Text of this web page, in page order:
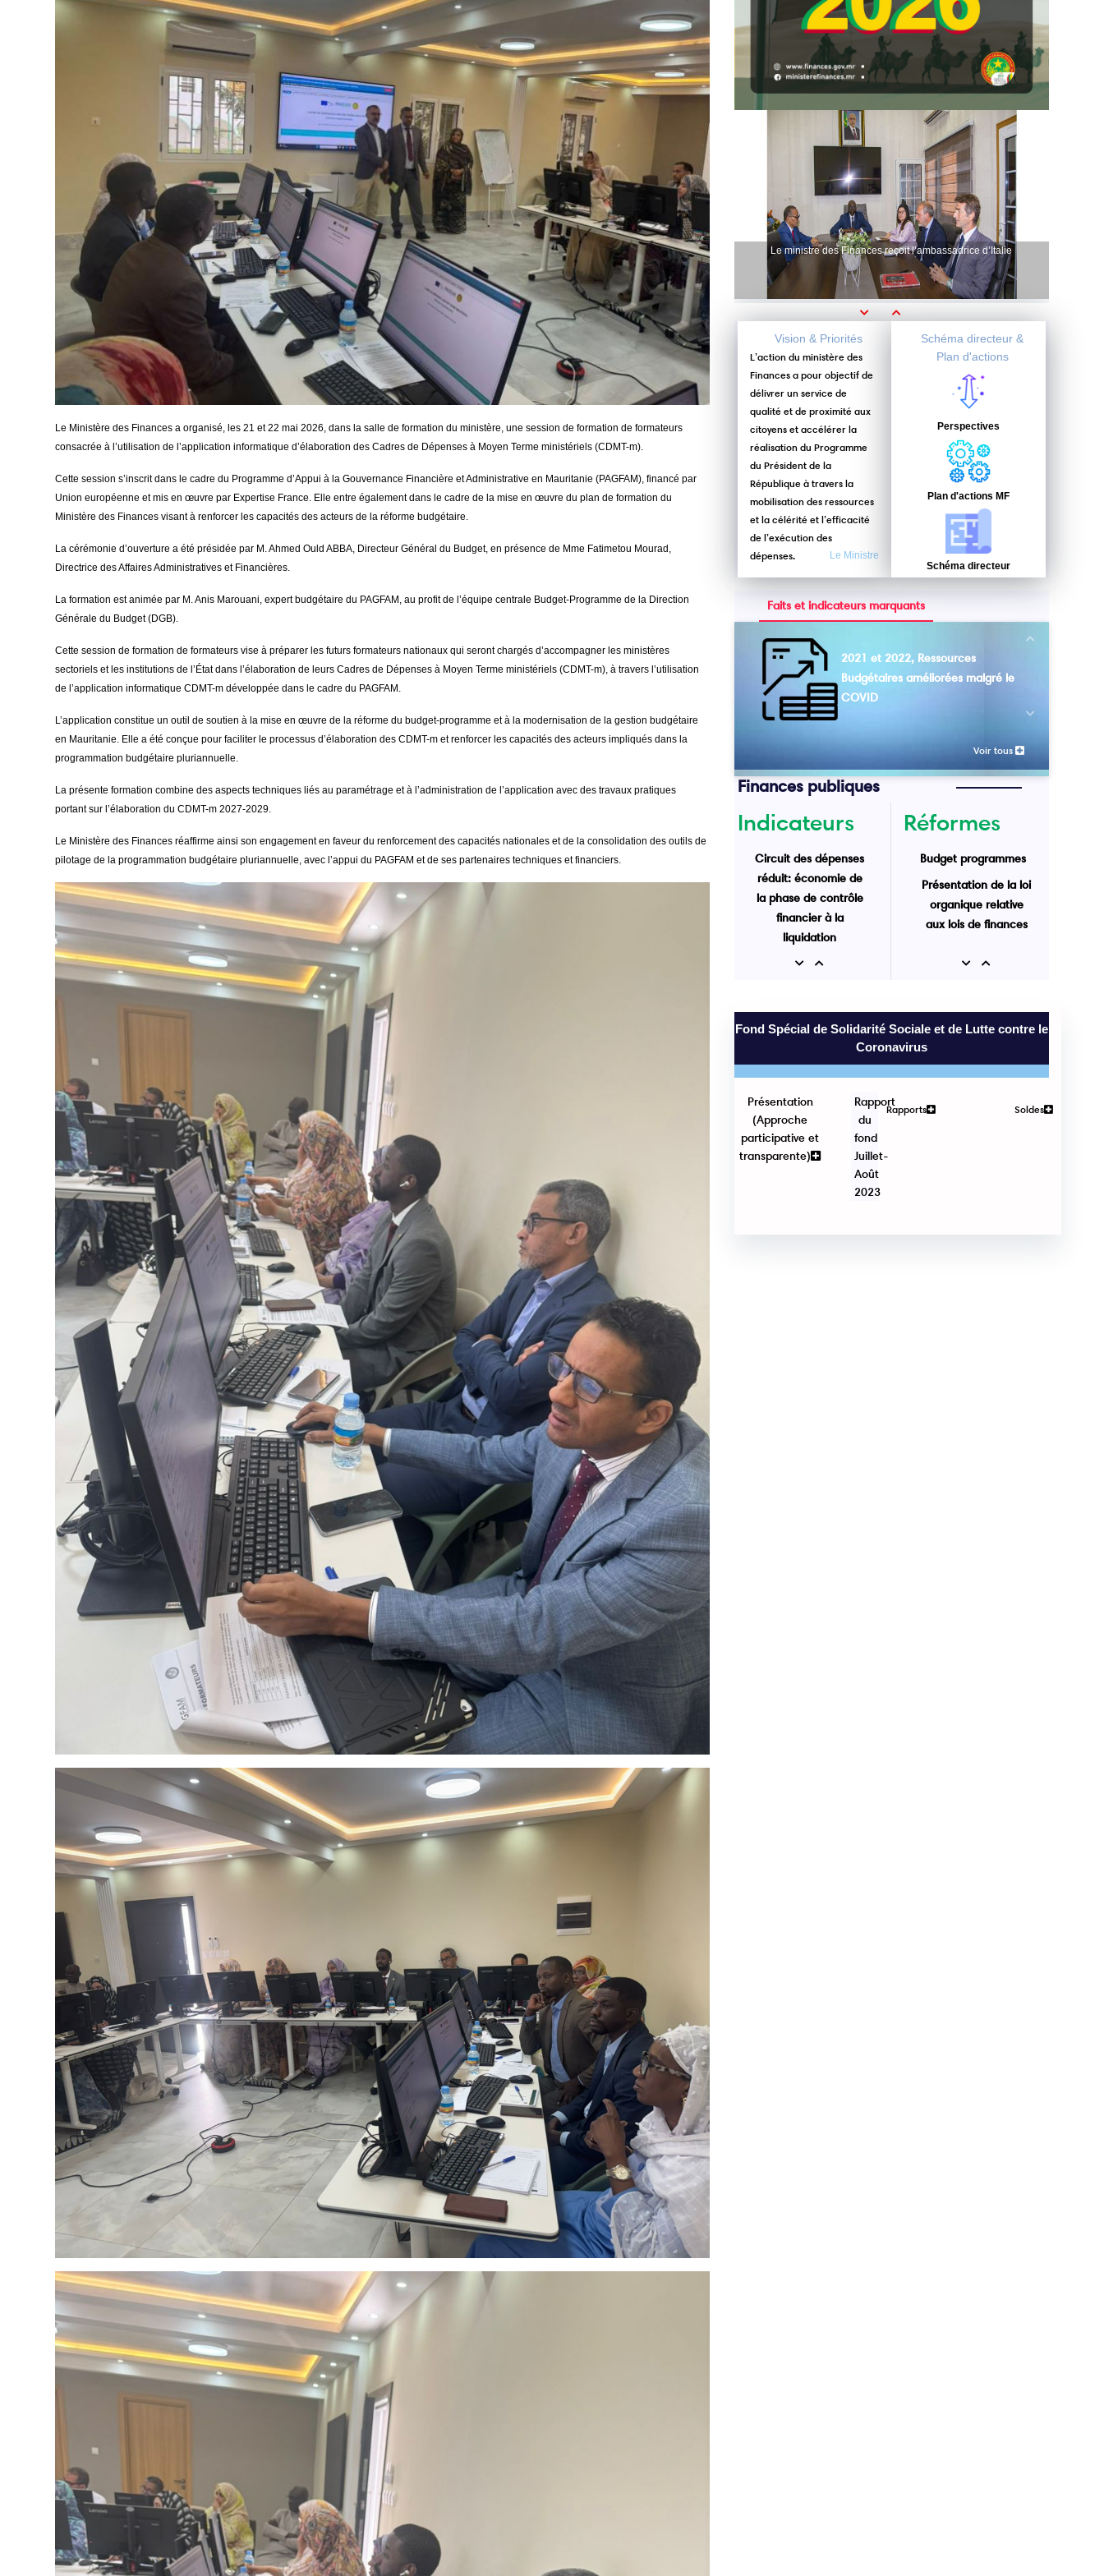
Le Ministère des Finances a organisé, les 21 et 22 mai 2026, dans la salle de formation du ministère, une session de formation de formateurs
consacrée à l’utilisation de l’application informatique d’élaboration des Cadres de Dépenses à Moyen Terme ministériels (CDMT-m).
Cette session s’inscrit dans le cadre du Programme d’Appui à la Gouvernance Financière et Administrative en Mauritanie (PAGFAM), financé par
Union européenne et mis en œuvre par Expertise France. Elle entre également dans le cadre de la mise en œuvre du plan de formation du
Ministère des Finances visant à renforcer les capacités des acteurs de la réforme budgétaire.
La cérémonie d’ouverture a été présidée par M. Ahmed Ould ABBA, Directeur Général du Budget, en présence de Mme Fatimetou Mourad,
Directrice des Affaires Administratives et Financières.
La formation est animée par M. Anis Marouani, expert budgétaire du PAGFAM, au profit de l’équipe centrale Budget-Programme de la Direction
Générale du Budget (DGB).
Cette session de formation de formateurs vise à préparer les futurs formateurs nationaux qui seront chargés d’accompagner les ministères
sectoriels et les institutions de l’État dans l’élaboration de leurs Cadres de Dépenses à Moyen Terme ministériels (CDMT-m), à travers l’utilisation
de l’application informatique CDMT-m développée dans le cadre du PAGFAM.
L’application constitue un outil de soutien à la mise en œuvre de la réforme du budget-programme et à la modernisation de la gestion budgétaire
en Mauritanie. Elle a été conçue pour faciliter le processus d’élaboration des CDMT-m et renforcer les capacités des acteurs impliqués dans la
programmation budgétaire pluriannuelle.
La présente formation combine des aspects techniques liés au paramétrage et à l’administration de l’application avec des travaux pratiques
portant sur l’élaboration du CDMT-m 2027-2029.
Le Ministère des Finances réaffirme ainsi son engagement en faveur du renforcement des capacités nationales et de la consolidation des outils de
pilotage de la programmation budgétaire pluriannuelle, avec l’appui du PAGFAM et de ses partenaires techniques et financiers.
Le ministre des Finances reçoit l’ambassadrice d’Italie
Previous
Vision & Priorités
L’action du ministère des
Finances a pour objectif de
délivrer un service de
qualité et de proximité aux
citoyens et accélérer la
réalisation du Programme
du Président de la
République à travers la
mobilisation des ressources
et la célérité et l’efficacité
de l’exécution des
dépenses.
Le Ministre
Schéma directeur &
Plan d'actions
Perspectives
Plan d'actions MF
Schéma directeur
Faits et indicateurs marquants
2021 et 2022, Ressources
Budgétaires améliorées malgré le
COVID
Voir tous
Finances publiques
Indicateurs
Circuit des dépenses
réduit: économie de
la phase de contrôle
financier à la
liquidation
Recettes de l'Etat au
Previous
Réformes
Budget programmes
Présentation de la loi
organique relative
aux lois de finances
Previous
Fond Spécial de Solidarité Sociale et de Lutte contre le
Coronavirus
Présentation
(Approche
participative et
transparente)
Rapports
Rapport
du
fond
Juillet-
Août
2023
Soldes